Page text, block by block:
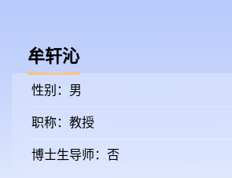
牟轩沁
性别：男
职称：教授
博士生导师：否